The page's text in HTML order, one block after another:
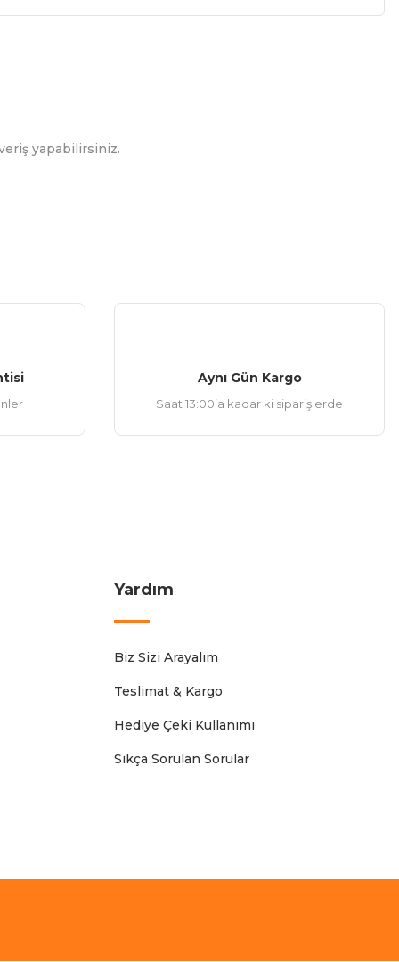
yapabilirsiniz.
Aynı Gün Kargo
Saat 13:00’a kadar ki siparişlerde
Yardım
Biz Sizi Arayalım
Teslimat & Kargo
Hediye Çeki Kullanımı
Sıkça Sorulan Sorular